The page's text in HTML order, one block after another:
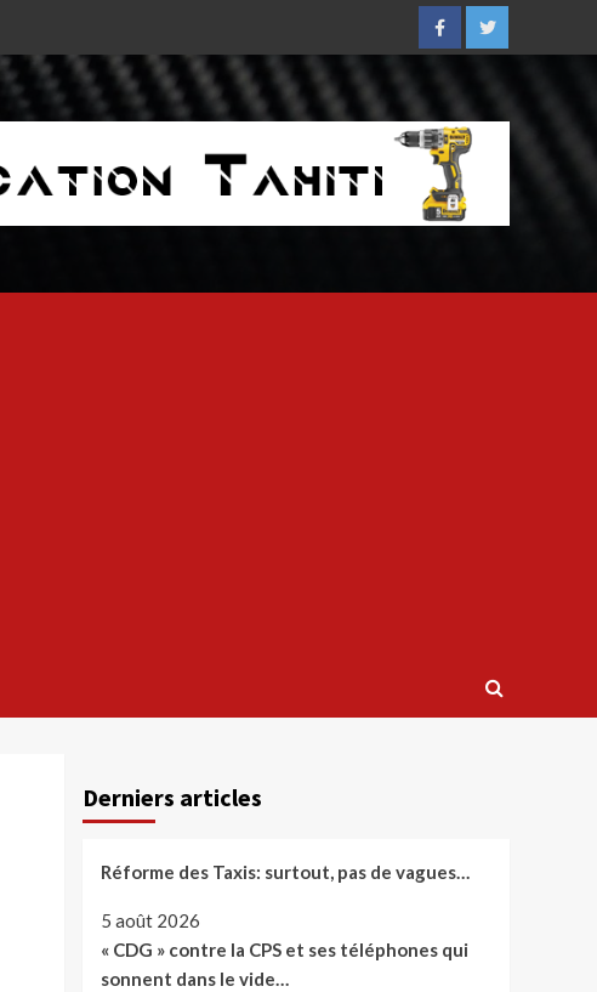
FacebookTwitter
Derniers articles
Réforme des Taxis: surtout, pas de vagues…
5 août 2026
« CDG » contre la CPS et ses téléphones qui
sonnent dans le vide…